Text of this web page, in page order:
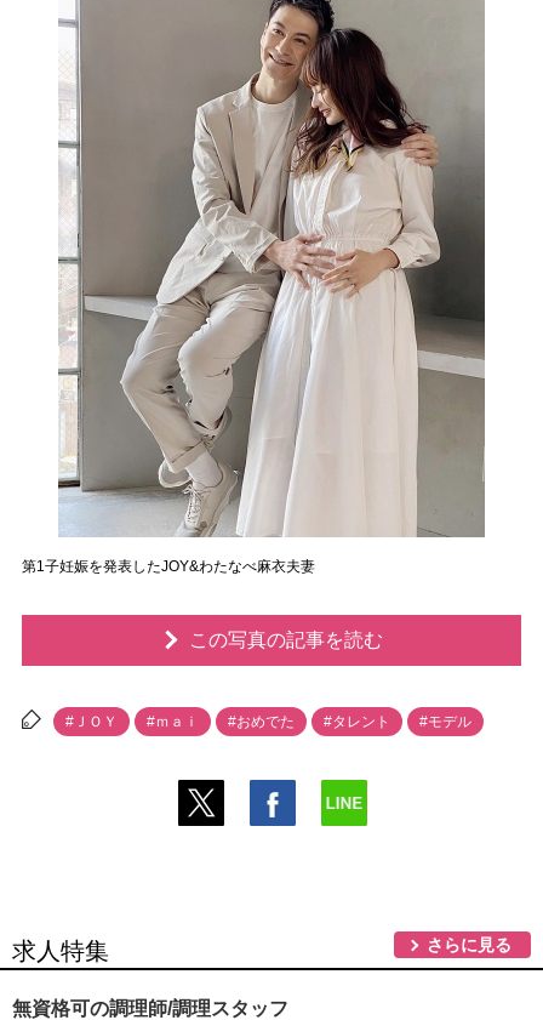
第1子妊娠を発表したJOY&わたなべ麻衣夫妻
この写真の記事を読む
#ＪＯＹ #ｍａｉ #おめでた #タレント #モデル
求人特集 さらに見る
無資格可の調理師/調理スタッフ